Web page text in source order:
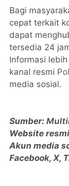
Bagi
cepat terkait
dapat
tersedia 24
Informasi
kanal resmi
media sosial.
Sumber:
Website
Akun media
Facebook, X,